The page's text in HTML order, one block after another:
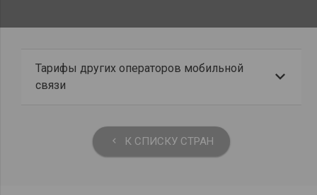
Тарифы других операторов мобильной
связи
keyboard_arrow_left К СПИСКУ СТРАН